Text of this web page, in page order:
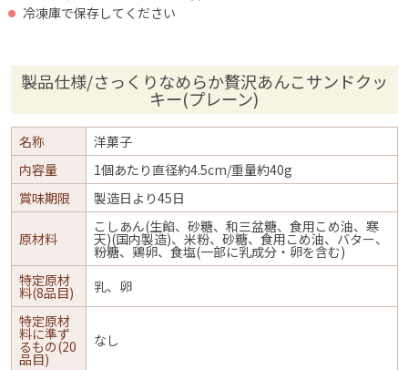
冷凍庫で保存してください
製品仕様/さっくりなめらか贅沢あんこサンドクッ
キー(プレーン)
名称
洋菓子
内容量
1個あたり直径約4.5cm/重量約40g
賞味期限
製造日より45日
原材料
こしあん(生餡、砂糖、和三盆糖、食用こめ油、寒
天)(国内製造)、米粉、砂糖、食用こめ油、バター、
粉糖、鶏卵、食塩(一部に乳成分・卵を含む)
特定原材
料(8品目)
乳、卵
特定原材
料に準ず
るもの(20
品目)
なし